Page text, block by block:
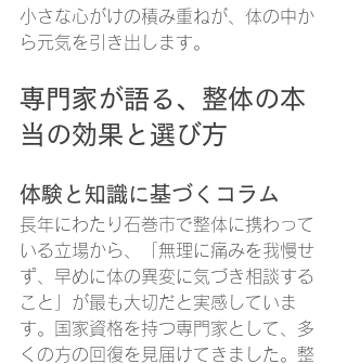
小さな心がけの積み重ねが、体の中か
ら元気を引き出します。
専門家が語る、整体の本
当の効果と選び方
体験と知識に基づくコラム
長年にわたり石巻市で整体に携わって
いる立場から、「無理に痛みを我慢せ
ず、早めに体の異変に気づき相談する
こと」が最も大切だと実感していま
す。国家資格を持つ専門家として、多
くの方の回復を見届けてきました。整